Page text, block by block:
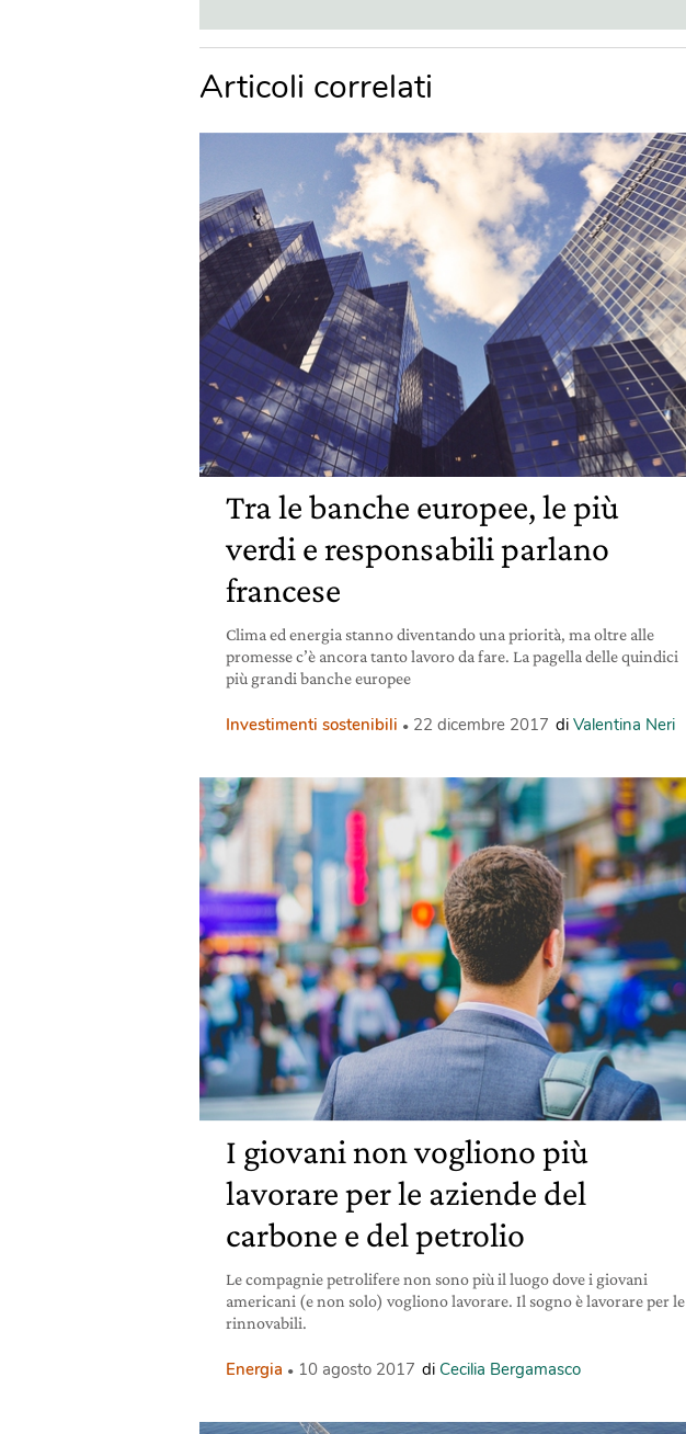
Articoli correlati
Tra le banche europee, le più
verdi e responsabili parlano
francese
Clima ed energia stanno diventando una priorità, ma oltre alle
promesse c’è ancora tanto lavoro da fare. La pagella delle quindici
più grandi banche europee
Investimenti sostenibili 22 dicembre 2017 di Valentina Neri
I giovani non vogliono più
lavorare per le aziende del
carbone e del petrolio
Le compagnie petrolifere non sono più il luogo dove i giovani
americani (e non solo) vogliono lavorare. Il sogno è lavorare per le
rinnovabili.
Energia 10 agosto 2017 di Cecilia Bergamasco